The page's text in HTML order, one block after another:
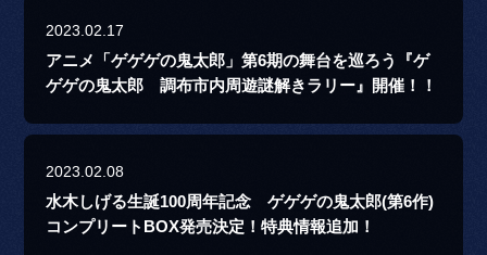
2023.02.17
アニメ「ゲゲゲの鬼太郎」第6期の舞台を巡ろう『ゲ
ゲゲの鬼太郎 調布市内周遊謎解きラリー』開催！！
2023.02.08
水木しげる生誕100周年記念 ゲゲゲの鬼太郎(第6作)
コンプリートBOX発売決定！特典情報追加！